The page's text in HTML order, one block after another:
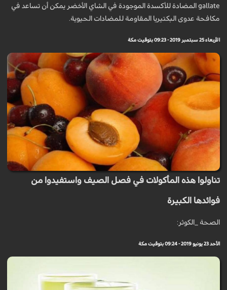
gallate المضادة للأكسدة الموجودة في الشاي الأخضر يمكن أن تساعد في
مكافحة عدوى البكتيريا المقاومة للمضادات الحيوية.
الأربعاء 25 سبتمبر 2019 - 09:23 بتوقيت مكة
تناولوا هذه المأكولات في فصل الصيف واستفيدوا من
فوائدها الكبيرة
الصحة _الكوثر:
الأحد 23 يونيو 2019 - 09:24 بتوقيت مكة